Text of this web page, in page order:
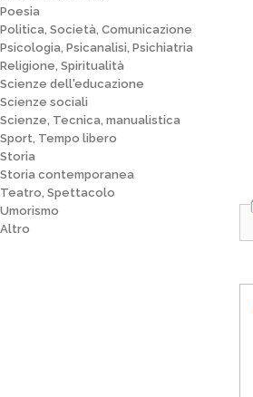
Poesia
Politica, Società, Comunicazione
Psicologia, Psicanalisi, Psichiatria
Religione, Spiritualità
Scienze dell'educazione
Scienze sociali
Scienze, Tecnica, manualistica
Sport, Tempo libero
Storia
Storia contemporanea
Teatro, Spettacolo
Umorismo
Altro